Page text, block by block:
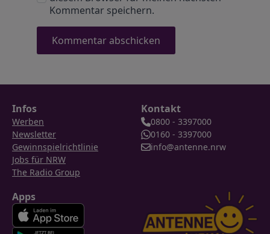
Kommentar speichern.
Infos
Werben
Newsletter
Gewinnspielrichtlinie
Jobs für NRW
The Radio Group
Kontakt
0800 - 3397000
0160 - 3397000
info@antenne.nrw
Apps